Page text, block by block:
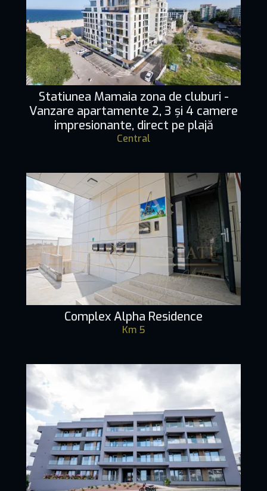
Statiunea Mamaia zona de cluburi -
Vanzare apartamente 2, 3 și 4 camere
impresionante, direct pe plajă
Central
Complex Alpha Residence
Km 5